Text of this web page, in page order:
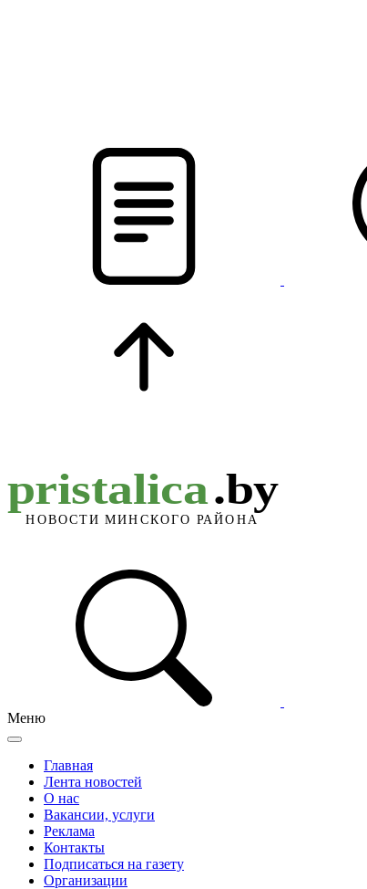
Меню
Главная
Лента новостей
О нас
Вакансии, услуги
Реклама
Контакты
Подписаться на газету
Организации